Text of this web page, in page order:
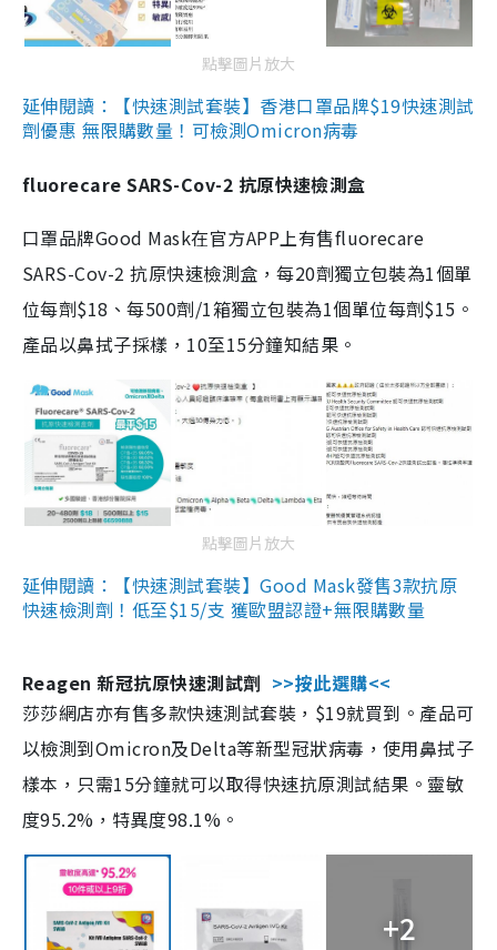
點擊圖片放大
延伸閱讀：【快速測試套裝】香港口罩品牌$19快速測試
劑優惠 無限購數量！可檢測Omicron病毒
fluorecare SARS-Cov-2 抗原快速檢測盒
口罩品牌Good Mask在官方APP上有售fluorecare
SARS-Cov-2 抗原快速檢測盒，每20劑獨立包裝為1個單
位每劑$18、每500劑/1箱獨立包裝為1個單位每劑$15。
產品以鼻拭子採樣，10至15分鐘知結果。
點擊圖片放大
延伸閱讀：【快速測試套裝】Good Mask發售3款抗原
快速檢測劑！低至$15/支 獲歐盟認證+無限購數量
Reagen 新冠抗原快速測試劑 >>按此選購<<
莎莎網店亦有售多款快速測試套裝，$19就買到。產品可
以檢測到Omicron及Delta等新型冠狀病毒，使用鼻拭子
樣本，只需15分鐘就可以取得快速抗原測試結果。靈敏
度95.2%，特異度98.1%。
+2